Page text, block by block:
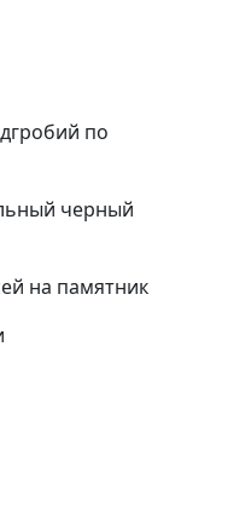
по
черный
на памятник